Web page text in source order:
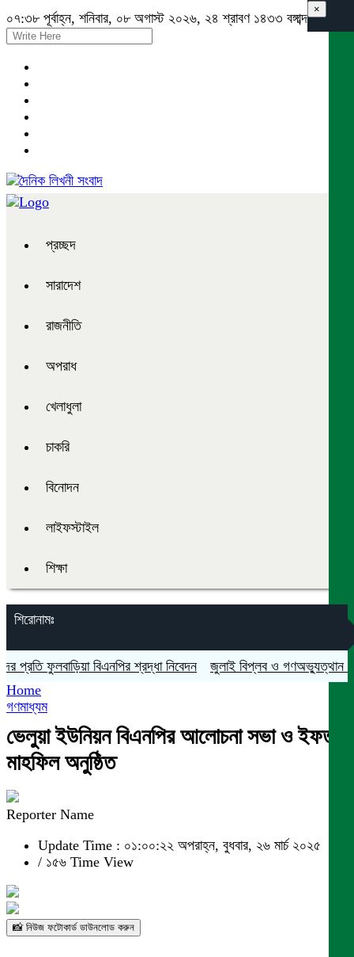
০৭:৩৮ পূর্বাহ্ন, শনিবার, ০৮ অগাস্ট ২০২৬, ২৪ শ্রাবণ ১৪৩৩ বঙ্গাব্দ
প্রচ্ছদ
সারাদেশ
রাজনীতি
অপরাধ
খেলাধুলা
চাকরি
বিনোদন
লাইফস্টাইল
শিক্ষা
শিরোনামঃ
ফুলবাড়িয়া বিএনপির শ্রদ্ধা নিবেদন জুলাই বিপ্লব ও গণঅভ্যুত্থান দিবস
×
Home
গণমাধ্যম
ভেলুয়া ইউনিয়ন বিএনপির আলোচনা সভা ও ইফতার
মাহফিল অনুষ্ঠিত
Reporter Name
Update Time : ০১:০০:২২ অপরাহ্ন, বুধবার, ২৬ মার্চ ২০২৫
/ ১৫৬ Time View
📸 নিউজ ফটোকার্ড ডাউনলোড করুন